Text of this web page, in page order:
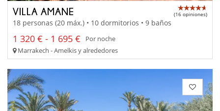
VILLA AMANE (16 opiniones)
18 personas (20 máx.) • 10 dormitorios • 9 baños
1 320 € - 1 695 €
Por noche
Marrakech - Amelkis y alrededores